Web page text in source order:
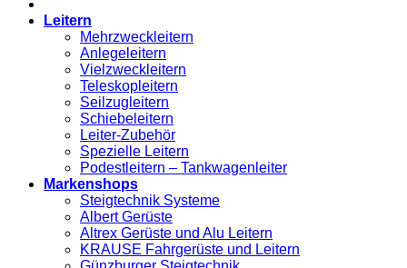
Leitern
Mehrzweckleitern
Anlegeleitern
Vielzweckleitern
Teleskopleitern
Seilzugleitern
Schiebeleitern
Leiter-Zubehör
Spezielle Leitern
Podestleitern – Tankwagenleiter
Markenshops
Steigtechnik Systeme
Albert Gerüste
Altrex Gerüste und Alu Leitern
KRAUSE Fahrgerüste und Leitern